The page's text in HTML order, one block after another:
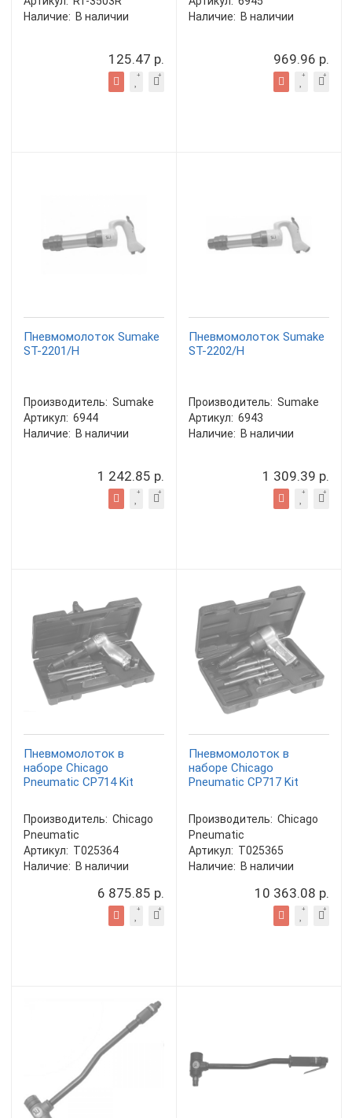
Наличие: В наличии
125.47 р.
Наличие: В наличии
969.96 р.
Пневмомолоток Sumake
ST-2201/H
Производитель: Sumake
Артикул: 6944
Наличие: В наличии
1 242.85 р.
Пневмомолоток Sumake
ST-2202/H
Производитель: Sumake
Артикул: 6943
Наличие: В наличии
1 309.39 р.
Пневмомолоток в
наборе Chicago
Pneumatic CP714 Kit
Производитель: Chicago
Pneumatic
Артикул: T025364
Наличие: В наличии
6 875.85 р.
Пневмомолоток в
наборе Chicago
Pneumatic CP717 Kit
Производитель: Chicago
Pneumatic
Артикул: T025365
Наличие: В наличии
10 363.08 р.